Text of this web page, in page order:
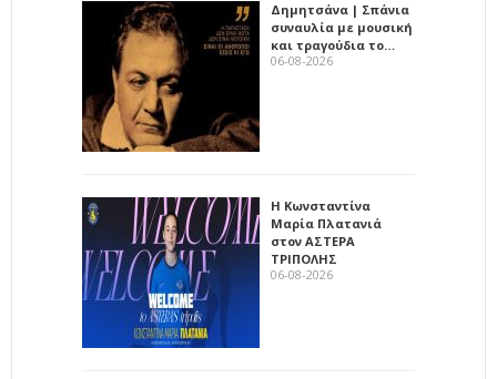
Δημητσάνα | Σπάνια
συναυλία με μουσική
και τραγούδια το…
06-08-2026
Η Κωνσταντίνα
Μαρία Πλατανιά
στον ΑΣΤΕΡΑ
ΤΡΙΠΟΛΗΣ
06-08-2026